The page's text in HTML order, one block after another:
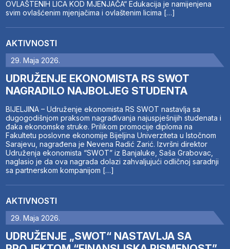
OVLAŠTENIH LICA KOD MJENJAČA“ Edukacija je namijenjena
svim ovlašćenim mjenjačima i ovlaštenim licima […]
AKTIVNOSTI
29. Maja 2026.
UDRUŽENJE EKONOMISTA RS SWOT
NAGRADILO NAJBOLJEG STUDENTA
BIJELJINA – Udruženje ekonomista RS SWOT nastavlja sa
dugogodišnjom praksom nagrađivanja najuspješnijih studenata i
đaka ekonomske struke. Prilikom promocije diploma na
Fakultetu poslovne ekonomije Bijeljina Univerziteta u Istočnom
Sarajevu, nagrađena je Nevena Radić Zarić. Izvršni direktor
Udruženja ekonomista “SWOT” iz Banjaluke, Saša Grabovac,
naglasio je da ova nagrada dolazi zahvaljujući odličnoj saradnji
sa partnerskom kompanijom […]
AKTIVNOSTI
29. Maja 2026.
UDRUŽENJE „SWOT“ NASTAVLJA SA